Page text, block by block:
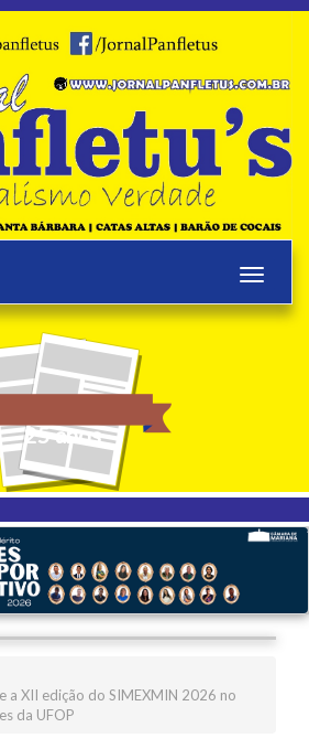
Toggle
25 anos
a XII edição do SIMEXMIN 2026 no
da UFOP